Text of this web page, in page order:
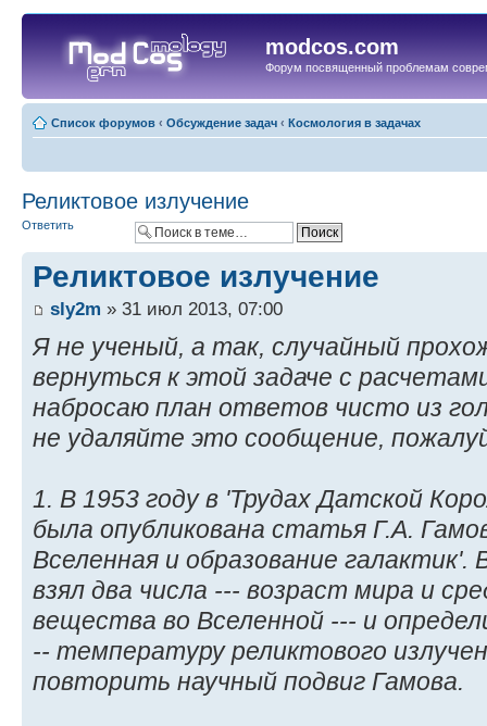
modcos.com
Форум посвященный проблемам
Список форумов ‹ Обсуждение задач ‹ Космология в задачах
Реликтовое излучение
Ответить
Реликтовое излучение
sly2m » 31 июл 2013, 07:00
Я не ученый, а так, случайный
вернуться к этой задаче с
набросаю план ответов чисто из
не удаляйте это сообщение,
1. В 1953 году в 'Трудах Датской
была опубликована статья Г.А.
Вселенная и образование
взял два числа --- возраст мира и
вещества во Вселенной --- и
-- температуру реликтового
повторить научный подвиг Гамова.